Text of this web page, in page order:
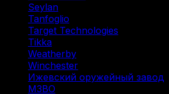
Seylan
Tanfoglio
Target Technologies
Tikka
Weatherby
Winchester
Ижевский оружейный завод
МЗВО